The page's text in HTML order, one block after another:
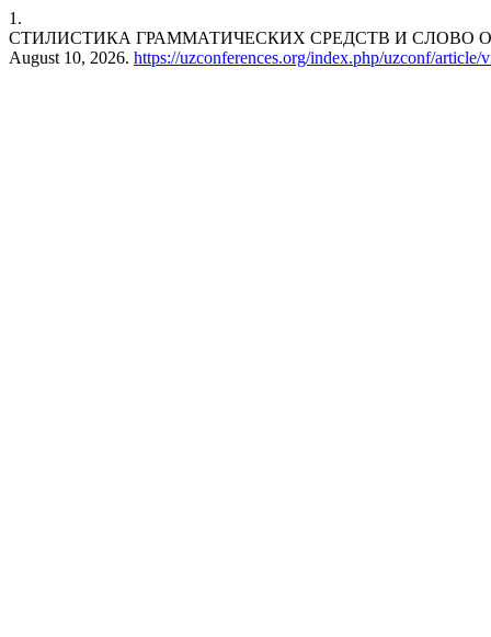
1.
СТИЛИСТИКА ГРАММАТИЧЕСКИХ СРЕДСТВ И СЛОВО
August 10, 2026. https://uzconferences.org/index.php/uzconf/article/